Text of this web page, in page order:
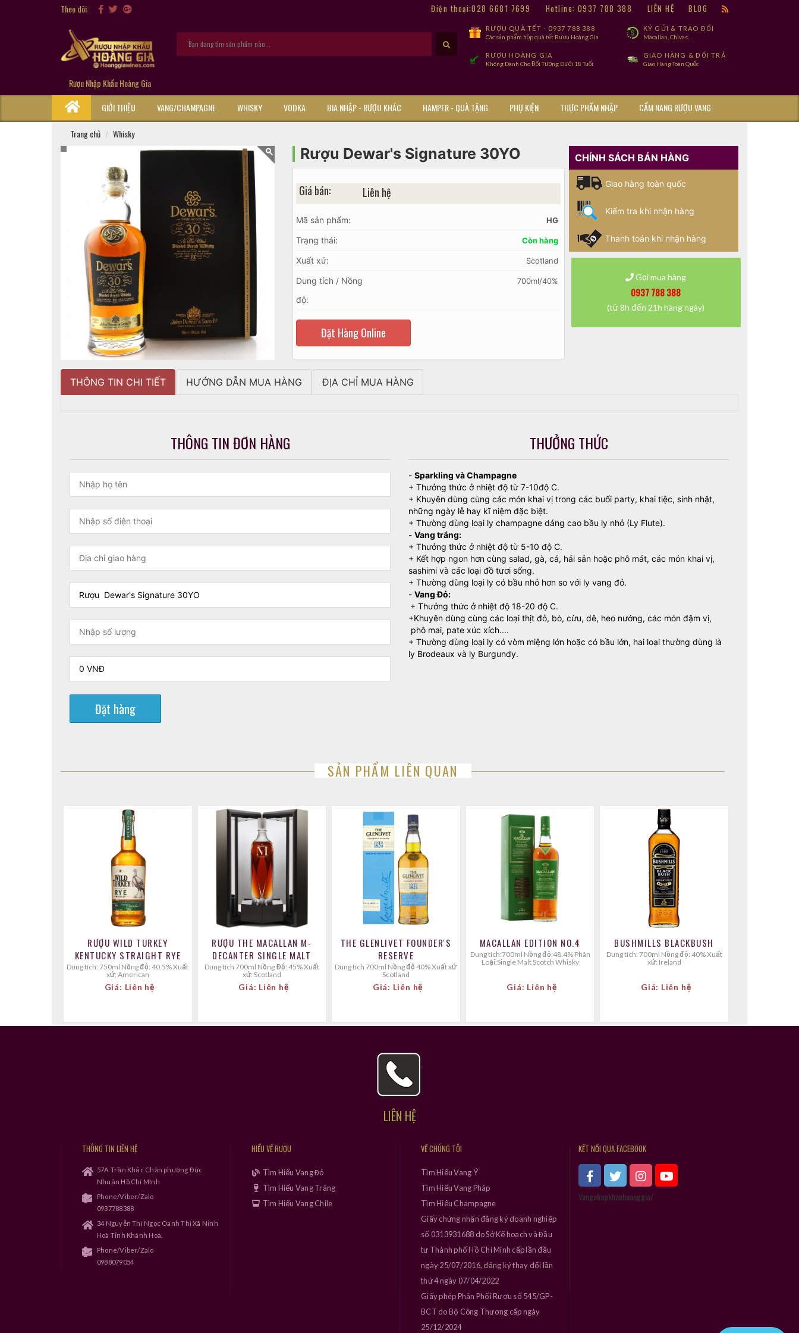
Theo dõi: Điện thoại:028 6681 7699 Hotline: 0937 788 388 LIÊN HỆ BLOG
Rượu Nhập Khẩu Hoàng Gia
RƯỢU QUÀ TẾT - 0937 788 388
Các sản phẩm hộp quà tết Rươu Hoàng Gia
RƯỢU HOÀNG GIA
Không Dành Cho Đối Tượng Dưới 18 Tuổi
KÝ GỬI & TRAO ĐỔI
Macallan, Chivas,...
GIAO HÀNG & ĐỔI TRẢ
Giao Hàng Toàn Quốc
GIỚI THIỆU VANG/CHAMPAGNE WHISKY VODKA BIA NHẬP - RƯỢU KHÁC HAMPER - QUÀ TẶNG PHỤ KIỆN THỰC PHẨM NHẬP CẨM NANG RƯỢU VANG
Trang chủ Whisky
Rượu Dewar's Signature 30YO
Giá bán: Liên hệ
Mã sản phẩm: HG
Trạng thái: Còn hàng
Xuất xứ: Scotland
Dung tích / Nồng
độ:
700ml/40%
Đặt Hàng Online
CHÍNH SÁCH BÁN HÀNG
Giao hàng toàn quốc
Kiểm tra khi nhận hàng
Thanh toán khi nhận hàng
Gọi mua hàng
0937 788 388
(từ 8h đến 21h hàng ngày)
THÔNG TIN CHI TIẾT HƯỚNG DẪN MUA HÀNG ĐỊA CHỈ MUA HÀNG
THÔNG TIN ĐƠN HÀNG
Đặt hàng
THƯỞNG THỨC
- Sparkling và Champagne
+ Thưởng thức ở nhiệt độ từ 7-10độ C.
+ Khuyên dùng cùng các món khai vị trong các buổi party, khai tiệc, sinh nhật,
những ngày lễ hay kĩ niệm đặc biệt.
+ Thường dùng loại ly champagne dáng cao bầu ly nhỏ (Ly Flute).
- Vang trắng:
+ Thưởng thức ở nhiệt độ từ 5-10 độ C.
+ Kết hợp ngon hơn cùng salad, gà, cá, hải sản hoặc phô mát, các món khai vị,
sashimi và các loại đồ tươi sống.
+ Thường dùng loại ly có bầu nhỏ hơn so với ly vang đỏ.
- Vang Đỏ:
+ Thưởng thức ở nhiệt độ 18-20 độ C.
+Khuyên dùng cùng các loại thịt đỏ, bò, cừu, dê, heo nướng, các món đậm vị,
phô mai, pate xúc xích....
+ Thường dùng loại ly có vòm miệng lớn hoặc có bầu lớn, hai loại thường dùng là
ly Brodeaux và ly Burgundy.
SẢN PHẨM LIÊN QUAN
RƯỢU WILD TURKEY
KENTUCKY STRAIGHT RYE
Dung tích: 750ml Nồng độ: 40.5% Xuất
xứ: American
Giá: Liên hệ
RƯỢU THE MACALLAN M-
DECANTER SINGLE MALT
Dung tích 700ml Nồng Độ: 45% Xuất
xứ: Scotland
Giá: Liên hệ
THE GLENLIVET FOUNDER'S
RESERVE
Dung tích 700ml Nồng độ 40% Xuất xứ
Scotland
Giá: Liên hệ
MACALLAN EDITION NO.4
Dung tích:700ml Nồng độ:48.4% Phân
Loại:Single Malt Scotch Whisky
Giá: Liên hệ
BUSHMILLS BLACKBUSH
Dung tích: 700ml Nồng độ: 40% Xuất
xứ: Ireland
Giá: Liên hệ
LIÊN HỆ
THÔNG TIN LIÊN HỆ
57A Trần Khắc Chân phường Đức
Nhuận Hồ Chí MInh
Phone/Viber/Zalo
0937788388
34 Nguyễn Thị Ngọc Oanh Thị Xã Ninh
Hoà Tỉnh Khánh Hoà.
Phone/Viber/Zalo
0988079054
HIỂU VỀ RƯỢU
Tìm Hiểu Vang Đỏ
Tìm Hiểu Vang Trắng
Tìm Hiểu Vang Chile
VỀ CHÚNG TÔI
Tìm Hiểu Vang Ý
Tìm Hiểu Vang Pháp
Tìm Hiểu Champagne
Giấy chứng nhận đăng ký doanh nghiệp
số 0313931688 do Sở Kế hoạch và Đầu
tư Thành phố Hồ Chí Minh cấp lần đầu
ngày 25/07/2016, đăng ký thay đổi lần
thứ 4 ngày 07/04/2022
Giấy phép Phân Phối Rượu số 545/GP-
BCT do Bộ Công Thương cấp ngày
25/12/2024
KẾT NỐI QUA FACEBOOK
Vangnhapkhauhoanggia/